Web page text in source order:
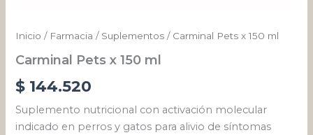
Inicio / Farmacia / Suplementos / Carminal Pets x 150 ml
Carminal Pets x 150 ml
$ 144.520
Suplemento nutricional con activación molecular
indicado en perros y gatos para alivio de síntomas